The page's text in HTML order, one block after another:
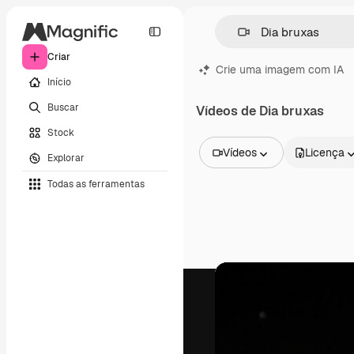
Criar
Início
Buscar
Stock
Explorar
Todas as ferramentas
Crie uma imagem com IA
Vídeos de Dia bruxas
Vídeos
Vídeos
Licença